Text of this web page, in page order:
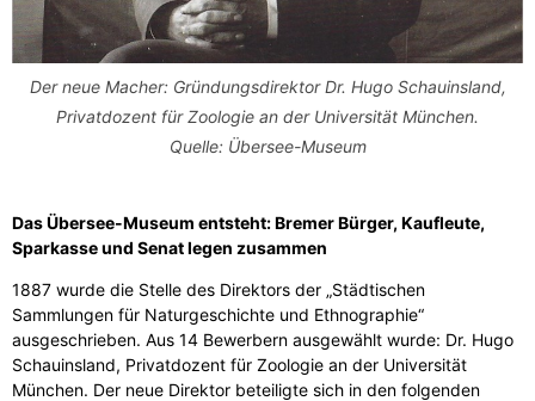
Der neue Macher: Gründungsdirektor Dr. Hugo Schauinsland,
Privatdozent für Zoologie an der Universität München.
Quelle: Übersee-Museum
Das Übersee-Museum entsteht: Bremer Bürger, Kaufleute,
Sparkasse und Senat legen zusammen
1887 wurde die Stelle des Direktors der „Städtischen
Sammlungen für Naturgeschichte und Ethnographie“
ausgeschrieben. Aus 14 Bewerbern ausgewählt wurde: Dr. Hugo
Schauinsland, Privatdozent für Zoologie an der Universität
München. Der neue Direktor beteiligte sich in den folgenden